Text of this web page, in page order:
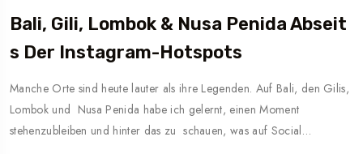
Bali, Gili, Lombok & Nusa Penida Abseit
S Der Instagram-Hotspots
Manche Orte sind heute lauter als ihre Legenden. Auf Bali, den Gilis,
Lombok und Nusa Penida habe ich gelernt, einen Moment
stehenzubleiben und hinter das zu schauen, was auf Social…